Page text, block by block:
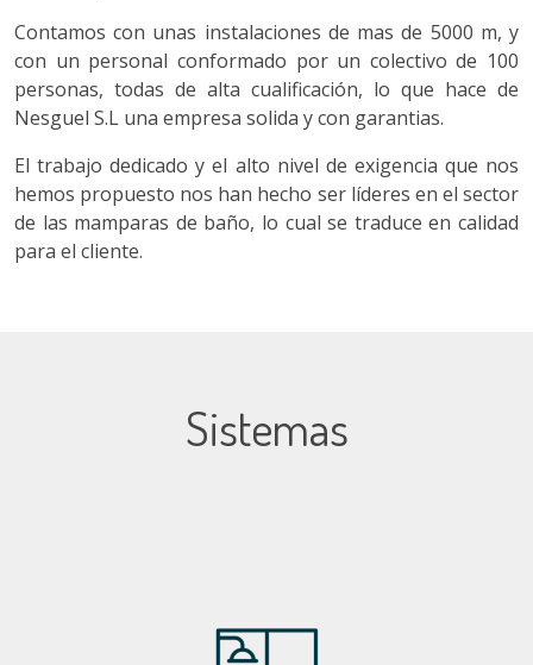
Contamos con unas instalaciones de mas de 5000 m, y
con un personal conformado por un colectivo de 100
personas, todas de alta cualificación, lo que hace de
Nesguel S.L una empresa solida y con garantias.
El trabajo dedicado y el alto nivel de exigencia que nos
hemos propuesto nos han hecho ser líderes en el sector
de las mamparas de baño, lo cual se traduce en calidad
para el cliente.
Sistemas